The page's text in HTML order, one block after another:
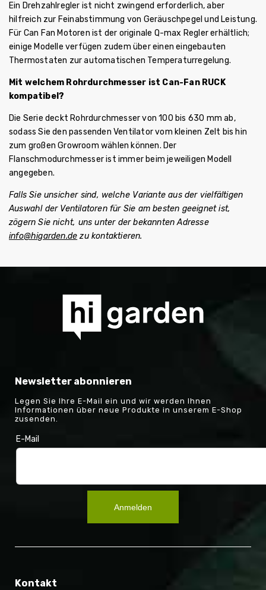
Ein Drehzahlregler ist nicht zwingend erforderlich, aber
hilfreich zur Feinabstimmung von Geräuschpegel und Leistung.
Für Can Fan Motoren ist der originale Q-max Regler erhältlich;
einige Modelle verfügen zudem über einen eingebauten
Thermostaten zur automatischen Temperaturregelung.
Mit welchem Rohrdurchmesser ist Can-Fan RUCK
kompatibel?
Die Serie deckt Rohrdurchmesser von 100 bis 630 mm ab,
sodass Sie den passenden Ventilator vom kleinen Zelt bis hin
zum großen Growroom wählen können. Der
Flanschmodurchmesser ist immer beim jeweiligen Modell
angegeben.
Falls Sie unsicher sind, welche Variante aus der vielfältigen
Auswahl der Ventilatoren für Sie am besten geeignet ist,
zögern Sie nicht, uns unter der bekannten Adresse
info@higarden.dezu kontaktieren.
Newsletter abonnieren
Legen Sie Ihre E-Mail ein und wir werden Ihnen
Informationen über neue Produkte in unserem E-Shop
zusenden.
E-Mail
Anmelden
Kontakt